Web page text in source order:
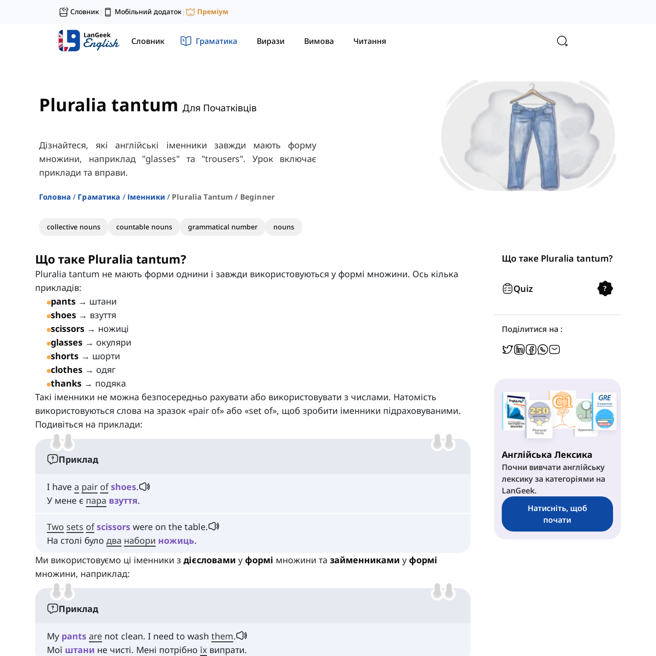
Словник| Мобільний додаток| Преміум
Словник Граматика Вирази Вимова Читання
Pluralia tantum Для Початківців
Дізнайтеся, які англійські іменники завжди мають форму
множини, наприклад "glasses" та "trousers". Урок включає
приклади та вправи.
Головна Граматика Іменники Pluralia Tantum / Beginner
collective nouns countable nouns grammatical number nouns
Що таке Pluralia tantum?
Pluralia tantum не мають форми однини і завжди використовуються у формі множини. Ось кілька
прикладів:
pants → штани
shoes → взуття
scissors → ножиці
glasses → окуляри
shorts → шорти
clothes → одяг
thanks → подяка
Такі іменники не можна безпосередньо рахувати або використовувати з числами. Натомість
використовуються слова на зразок «pair of» або «set of», щоб зробити іменники підраховуваними.
Подивіться на приклади:
Приклад
I have a pair of shoes.
У мене є пара взуття.
Two sets of scissors were on the table.
На столі було два набори ножиць.
Ми використовуємо ці іменники з дієсловами у формі множини та займенниками у формі
множини, наприклад:
Приклад
My pants are not clean. I need to wash them.
Мої штани не чисті. Мені потрібно їх випрати.
Що таке Pluralia tantum?
Quiz ?
Поділитися на :
Англійська Лексика
Почни вивчати англійську
лексику за категоріями на
LanGeek.
Натисніть, щоб
почати